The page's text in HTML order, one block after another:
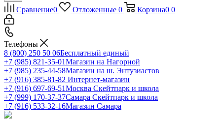
Сравнение0 Отложенные 0 Корзина0 0
Телефоны
8 (800) 250 50 06Бесплатный единый
+7 (985) 821-35-01Магазин на Нагорной
+7 (985) 235-44-58Магазин на ш. Энтузиастов
+7 (916) 385-81-82 Интернет-магазин
+7 (916) 697-69-51Москва Скейтпарк и школа
+7 (999) 170-37-37Самара Скейтпарк и школа
+7 (916) 533-32-16Магазин Самара